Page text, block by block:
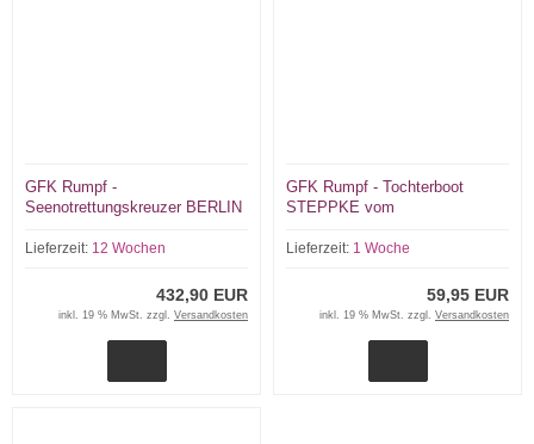
GFK Rumpf -
Seenotrettungskreuzer BERLIN
Lieferzeit: 12 Wochen
432,90 EUR
inkl. 19 % MwSt. zzgl. Versandkosten
GFK Rumpf - Tochterboot
STEPPKE vom
(neu 2016)
Lieferzeit: 1 Woche
59,95 EUR
inkl. 19 % MwSt. zzgl. Versandkosten